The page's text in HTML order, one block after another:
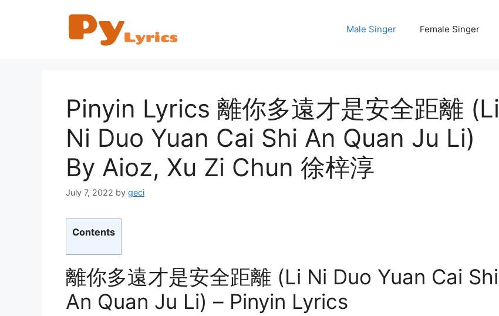
Male Singer Female Singer
Pinyin Lyrics 離你多遠才是安全距離 (Li
Ni Duo Yuan Cai Shi An Quan Ju Li)
By Aioz, Xu Zi Chun 徐梓淳
July 7, 2022 by geci
Contents
離你多遠才是安全距離 (Li Ni Duo Yuan Cai Shi
An Quan Ju Li) – Pinyin Lyrics